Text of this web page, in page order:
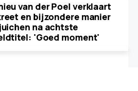
van der Poel verklaart
en bijzondere manier
na achtste
'Goed moment'